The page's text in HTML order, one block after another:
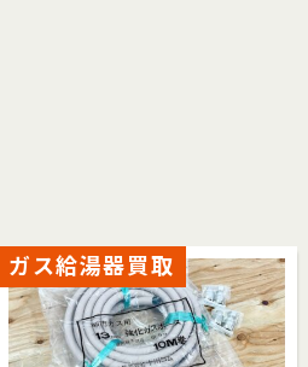
ガス給湯器買取